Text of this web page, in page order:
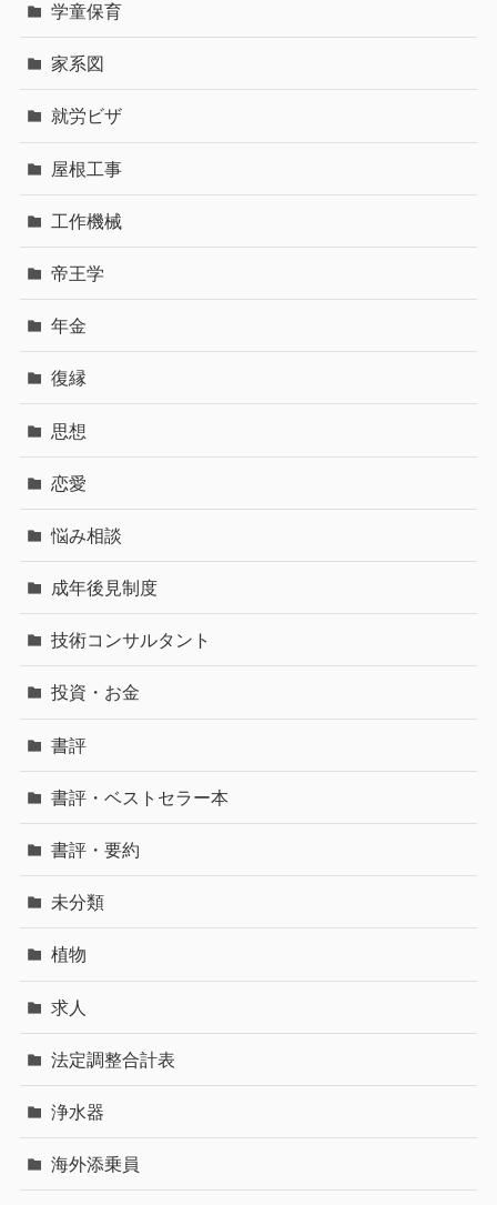
学童保育
家系図
就労ビザ
屋根工事
工作機械
帝王学
年金
復縁
思想
恋愛
悩み相談
成年後見制度
技術コンサルタント
投資・お金
書評
書評・ベストセラー本
書評・要約
未分類
植物
求人
法定調整合計表
浄水器
海外添乗員